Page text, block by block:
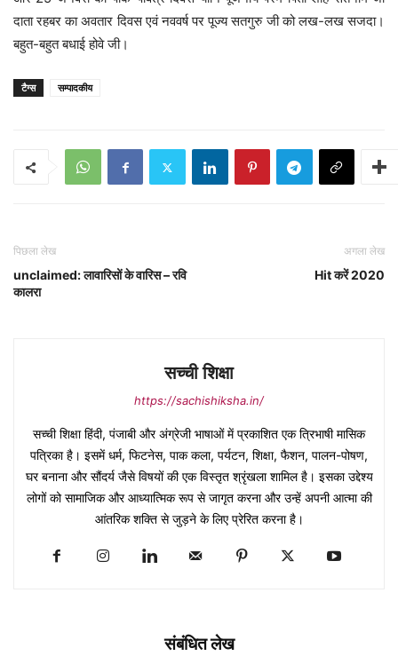
दाता रहबर का अवतार दिवस एवं नववर्ष पर पूज्य सतगुरु जी को लख-लख सजदा।
बहुत-बहुत बधाई होवे जी।
टैग्स सम्पादकीय
पिछला लेख
unclaimed: लावारिसों के वारिस – रवि
कालरा
अगला लेख
Hit करें 2020
सच्ची शिक्षा
https://sachishiksha.in/
सच्ची शिक्षा हिंदी, पंजाबी और अंग्रेजी भाषाओं में प्रकाशित एक त्रिभाषी मासिक
पत्रिका है। इसमें धर्म, फिटनेस, पाक कला, पर्यटन, शिक्षा, फैशन, पालन-पोषण,
घर बनाना और सौंदर्य जैसे विषयों की एक विस्तृत श्रृंखला शामिल है। इसका उद्देश्य
लोगों को सामाजिक और आध्यात्मिक रूप से जागृत करना और उन्हें अपनी आत्मा की
आंतरिक शक्ति से जुड़ने के लिए प्रेरित करना है।
संबंधित लेख